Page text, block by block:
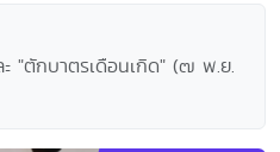
"ตักบาตรเดือนเกิด" (๗ พ.ย.